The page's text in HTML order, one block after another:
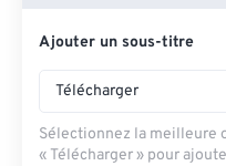
Ajouter un sous-titre
Télécharger
Sélectionnez la meilleure
« Télécharger » pour